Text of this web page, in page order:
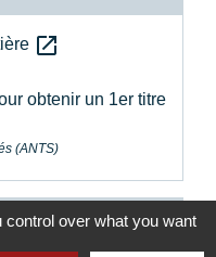
open_in_new
obtenir un 1er titre
(ANTS)
over what you want